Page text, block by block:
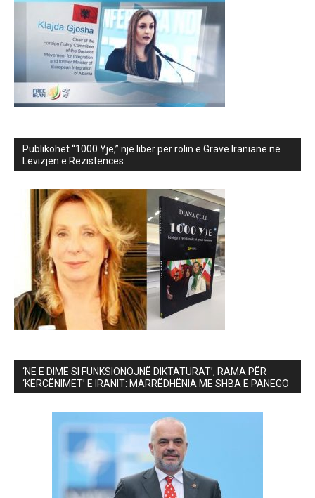
Publikohet “1000 Yje,” një libër për rolin e Grave Iraniane në
Lëvizjen e Rezistencës.
‘NE E DIMË SI FUNKSIONOJNË DIKTATURAT’, RAMA PËR
‘KËRCËNIMET’ E IRANIT: MARRËDHËNIA ME SHBA E PANEGO